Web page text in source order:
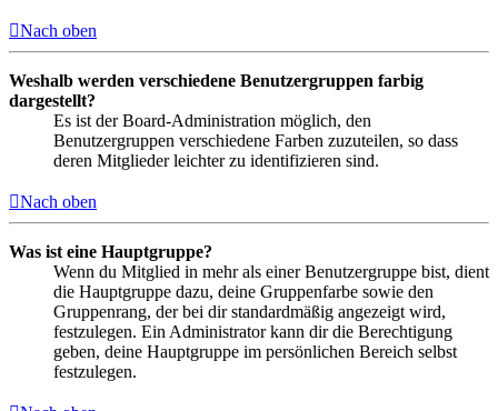
Nach oben
Weshalb werden verschiedene Benutzergruppen farbig
dargestellt?
Es ist der Board-Administration möglich, den
Benutzergruppen verschiedene Farben zuzuteilen, so dass
deren Mitglieder leichter zu identifizieren sind.
Nach oben
Was ist eine Hauptgruppe?
Wenn du Mitglied in mehr als einer Benutzergruppe bist, dient
die Hauptgruppe dazu, deine Gruppenfarbe sowie den
Gruppenrang, der bei dir standardmäßig angezeigt wird,
festzulegen. Ein Administrator kann dir die Berechtigung
geben, deine Hauptgruppe im persönlichen Bereich selbst
festzulegen.